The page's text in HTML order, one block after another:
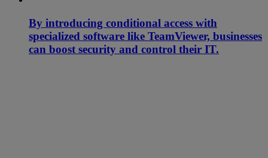
By introducing conditional access with
specialized software like TeamViewer, businesses
can boost security and control their IT.